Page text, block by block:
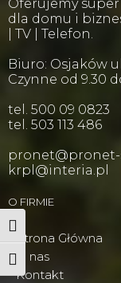
Wysoki kontrast
Powiększ tekst
Oferujemy
dla domu i
| TV | Telefon.
Biuro: Osjaków
Czynne od 9.30
tel. 500 09 0823
tel. 503 113 486
pronet@pronet-
krpl@interia.pl
O FIRMIE
Strona Główna
O nas
Kontakt